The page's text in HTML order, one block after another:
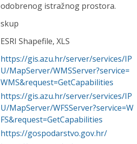
odobrenog istražnog prostora.
skup
ESRI Shapefile, XLS
https://gis.azu.hr/server/services/IP
U/MapServer/WMSServer?service=
WMS&request=GetCapabilities
https://gis.azu.hr/server/services/IP
U/MapServer/WFSServer?service=W
FS&request=GetCapabilities
https://gospodarstvo.gov.hr/